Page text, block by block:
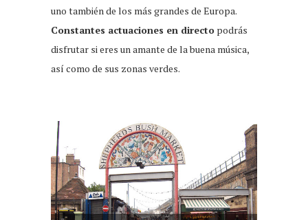
uno también de los más grandes de Europa.
Constantes actuaciones en directo podrás
disfrutar si eres un amante de la buena música,
así como de sus zonas verdes.